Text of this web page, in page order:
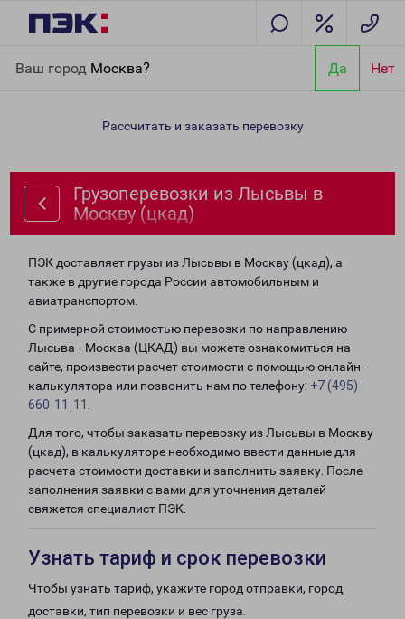
Ваш город Москва? Да Нет
(цкад)
Рассчитать и заказать перевозку
Грузоперевозки из Лысьвы в
Москву (цкад)
ПЭК доставляет грузы из Лысьвы в Москву (цкад), а
также в другие города России автомобильным и
авиатранспортом.
С примерной стоимостью перевозки по направлению
Лысьва - Москва (ЦКАД) вы можете ознакомиться на
сайте, произвести расчет стоимости с помощью онлайн-
калькулятора или позвонить нам по телефону: +7 (495)
660-11-11
Для того, чтобы заказать перевозку из Лысьвы в Москву
(цкад), в калькуляторе необходимо ввести данные для
расчета стоимости доставки и заполнить заявку. После
заполнения заявки с вами для уточнения деталей
свяжется специалист ПЭК.
Узнать тариф и срок перевозки
Чтобы узнать тариф, укажите город отправки, город
доставки, тип перевозки и вес груза.